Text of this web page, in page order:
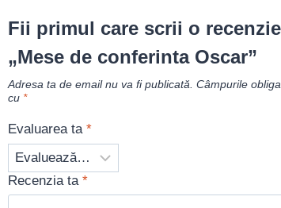
Fii primul care scrii o
„Mese de conferinta Oscar”
Adresa ta de email nu va fi publicată. Câmpurile
cu *
Evaluarea ta *
Recenzia ta *